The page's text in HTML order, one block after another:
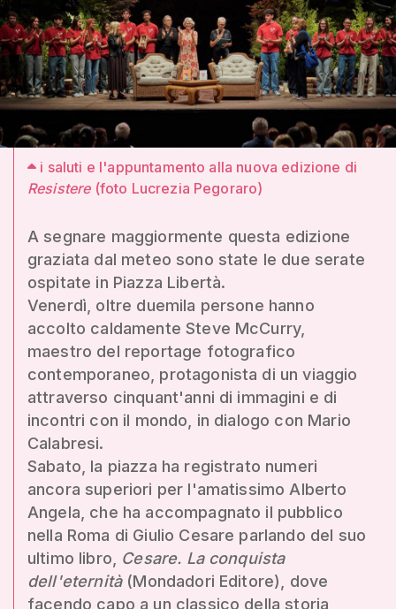
i saluti e l'appuntamento alla nuova edizione di
Resistere(foto Lucrezia Pegoraro)
A segnare maggiormente questa edizione
graziata dal meteo sono state le due serate
ospitate in Piazza Libertà.
Venerdì, oltre duemila persone hanno
accolto caldamente Steve McCurry,
maestro del reportage fotografico
contemporaneo, protagonista di un viaggio
attraverso cinquant'anni di immagini e di
incontri con il mondo, in dialogo con Mario
Calabresi.
Sabato, la piazza ha registrato numeri
ancora superiori per l'amatissimo Alberto
Angela, che ha accompagnato il pubblico
nella Roma di Giulio Cesare parlando del suo
ultimo libro, Cesare. La conquista
dell'eternità(Mondadori Editore), dove
facendo capo a un classico della storia